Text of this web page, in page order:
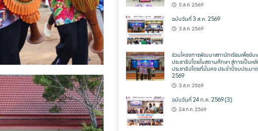
5 ส.ค. 2569
ฉบับวันที่ 3 ส.ค. 2569
3 ส.ค. 2569
ร่วมโครงการพัฒนาสภานักเรียนเพื่อขับ
ประชาธิปไตยในสถานศึกษา สู่การเป็นห
ประชาธิปไตยที่มั่นคง ประจำปีงบประม
2569
3 ส.ค. 2569
ฉบับวันที่ 24 ก.ค. 2569 (3)
24 ก.ค. 2569